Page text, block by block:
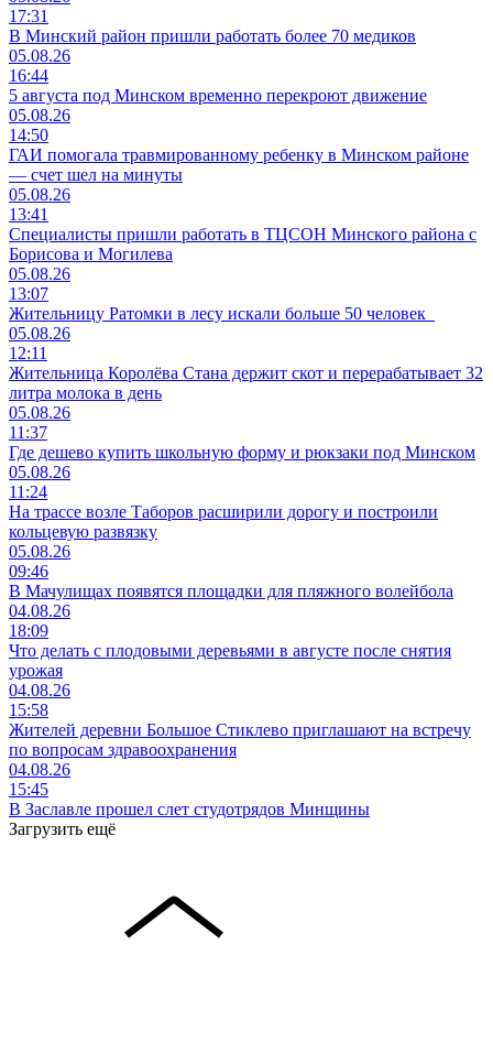
17:31
В Минский район пришли работать более 70 медиков
05.08.26
16:44
5 августа под Минском временно перекроют движение
05.08.26
14:50
ГАИ помогала травмированному ребенку в Минском районе
— счет шел на минуты
05.08.26
13:41
Специалисты пришли работать в ТЦСОН Минского района с
Борисова и Могилева
05.08.26
13:07
Жительницу Ратомки в лесу искали больше 50 человек
05.08.26
12:11
Жительница Королёва Стана держит скот и перерабатывает 32
литра молока в день
05.08.26
11:37
Где дешево купить школьную форму и рюкзаки под Минском
05.08.26
11:24
На трассе возле Таборов расширили дорогу и построили
кольцевую развязку
05.08.26
09:46
В Мачулищах появятся площадки для пляжного волейбола
04.08.26
18:09
Что делать с плодовыми деревьями в августе после снятия
урожая
04.08.26
15:58
Жителей деревни Большое Стиклево приглашают на встречу
по вопросам здравоохранения
04.08.26
15:45
В Заславле прошел слет студотрядов Минщины
Загрузить ещё